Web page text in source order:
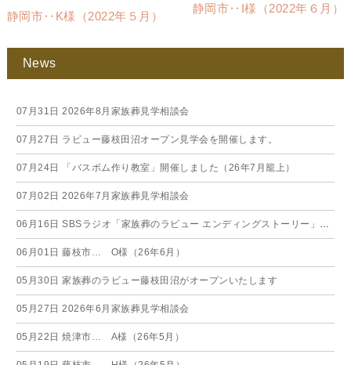
静岡市‥K様（2022年５月）
静岡市‥I様（2022年６月）
News
07月31日 2026年8月家族葬見学相談会
07月27日 ラビュー藤枝田沼オープン見学会を開催します。
07月24日 「バスボム作り教室」開催しました（26年7月籠上）
07月02日 2026年7月家族葬見学相談会
06月16日 SBSラジオ「家族葬のラビュー エンディングストーリー」に弊社スタッフが出演いたしました（26年6月）
06月01日 藤枝市… O様（26年6月）
05月30日 家族葬のラビュー藤枝田沼がオープンいたします
05月27日 2026年6月家族葬見学相談会
05月22日 焼津市… A様（26年5月）